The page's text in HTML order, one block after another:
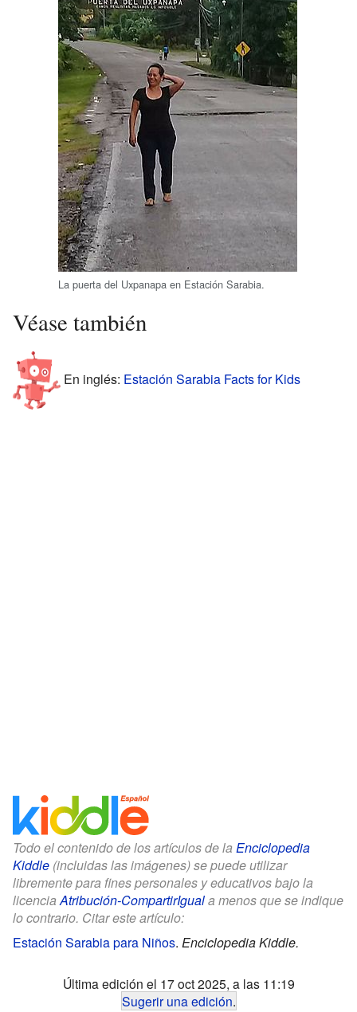
La puerta del Uxpanapa en Estación Sarabia.
Véase también
En inglés: Estación Sarabia Facts for Kids
Todo el contenido de los artículos de la Enciclopedia
Kiddle (incluidas las imágenes) se puede utilizar
libremente para fines personales y educativos bajo la
licenciaAtribución-CompartirIguala menos que se indique
lo contrario. Citar este artículo:
Estación Sarabia para Niños. Enciclopedia Kiddle.
Última edición el 17 oct 2025, a las 11:19
Sugerir una edición.